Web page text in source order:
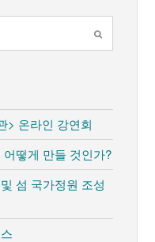
> 온라인 강연회
떻게 만들 것인가?
섬 국가정원 조성